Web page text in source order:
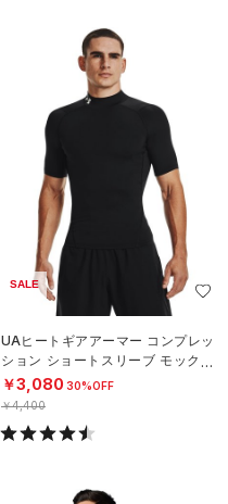
SALE
UAヒートギアアーマー コンプレッ
ション ショートスリーブ モックネ
ック シャツ（トレーニング/MEN）
￥3,080 30%OFF
￥4,400